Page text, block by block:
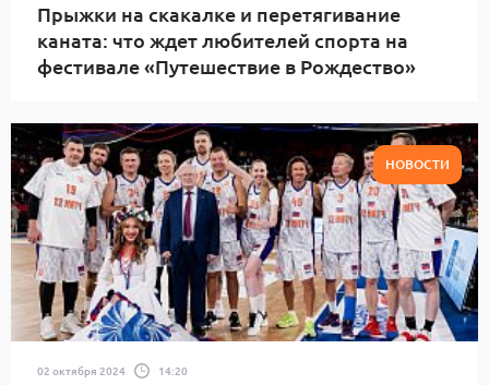
Прыжки на скакалке и перетягивание
каната: что ждет любителей спорта на
фестивале «Путешествие в Рождество»
НОВОСТИ
02 октября 2024 14:20